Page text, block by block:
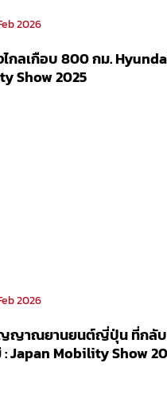
2026
ไกลเกือบ 800 กม.
Show 2025
2026
ญญาณยานยนต์ญี่ปุ่น ที่กลั
: Japan Mobility Show